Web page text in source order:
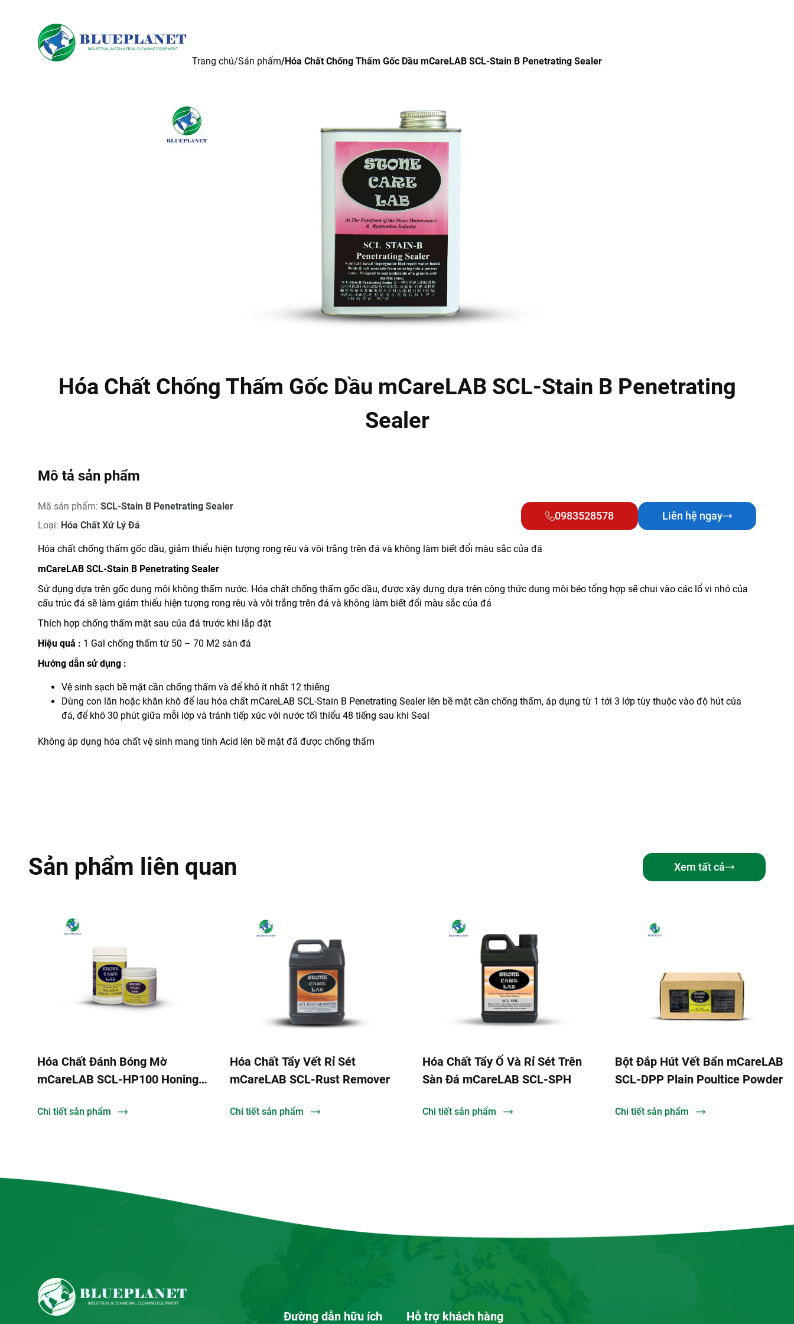
Trang chủ Sản phẩm Hóa Chất Chống Thấm Gốc Dầu mCareLAB SCL-Stain B Penetrating Sealer
Hóa Chất Chống Thấm Gốc Dầu mCareLAB SCL-Stain B Penetrating
Sealer
Mô tả sản phẩm
Mã sản phẩm: SCL-Stain B Penetrating Sealer
Loại: Hóa Chất Xử Lý Đá
0983528578 Liên hệ ngay
Hóa chất chống thấm gốc dầu, giảm thiểu hiện tượng rong rêu và vôi trắng trên đá và không làm biết đổi màu sắc của đá
mCareLAB SCL-Stain B Penetrating Sealer
Sử dụng dựa trên gốc dung môi không thấm nước. Hóa chất chống thấm gốc dầu, được xây dựng dựa trên công thức dung môi béo tổng hợp sẽ chui vào các lổ vi nhỏ của
cấu trúc đá sẽ làm giảm thiểu hiện tượng rong rêu và vôi trắng trên đá và không làm biết đổi màu sắc của đá
Thích hợp chống thấm mặt sau của đá trước khi lắp đặt
Hiệu quả : 1 Gal chống thấm từ 50 – 70 M2 sàn đá
Hướng dẫn sử dụng :
Vệ sinh sạch bề mặt cần chống thấm và để khô ít nhất 12 thiếng
Dùng con lăn hoặc khăn khô để lau hóa chất mCareLAB SCL-Stain B Penetrating Sealer lên bề mặt cần chống thấm, áp dụng từ 1 tới 3 lớp tùy thuộc vào độ hút của
đá, để khô 30 phút giữa mỗi lớp và tránh tiếp xúc với nước tối thiểu 48 tiếng sau khi Seal
Không áp dụng hóa chất vệ sinh mang tính Acid lên bề mặt đã được chống thấm
Sản phẩm liên quan Xem tất cả
Hóa Chất Đánh Bóng Mờ
mCareLAB SCL-HP100 Honing
Chi tiết sản phẩm
Hóa Chất Tẩy Vết Rỉ Sét
mCareLAB SCL-Rust Remover
Chi tiết sản phẩm
Hóa Chất Tẩy Ố Và Rỉ Sét Trên
Sàn Đá mCareLAB SCL-SPH
Chi tiết sản phẩm
Bột Đắp Hút Vết Bẩn mCareLAB
SCL-DPP Plain Poultice Powder
Chi tiết sản phẩm
Đường dẫn hữu ích Hỗ trợ khách hàng